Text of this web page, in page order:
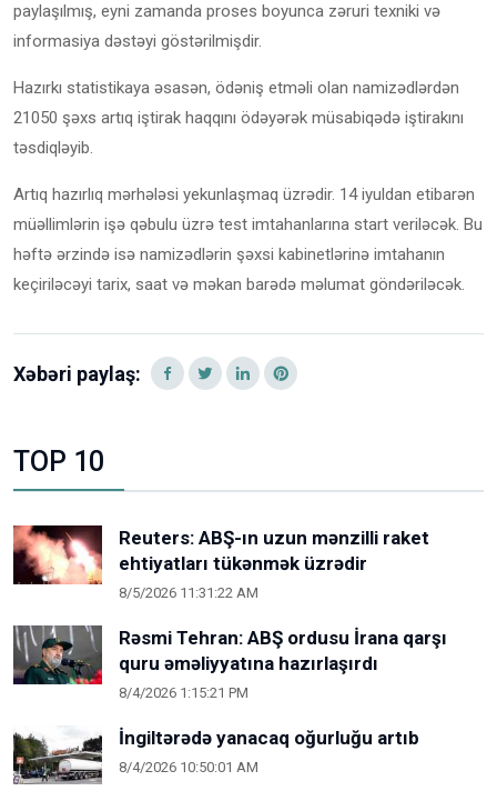
paylaşılmış, eyni zamanda proses boyunca zəruri texniki və
informasiya dəstəyi göstərilmişdir.
Hazırkı statistikaya əsasən, ödəniş etməli olan namizədlərdən
21050 şəxs artıq iştirak haqqını ödəyərək müsabiqədə iştirakını
təsdiqləyib.
Artıq hazırlıq mərhələsi yekunlaşmaq üzrədir. 14 iyuldan etibarən
müəllimlərin işə qəbulu üzrə test imtahanlarına start veriləcək. Bu
həftə ərzində isə namizədlərin şəxsi kabinetlərinə imtahanın
keçiriləcəyi tarix, saat və məkan barədə məlumat göndəriləcək.
Xəbəri paylaş:
TOP 10
Reuters: ABŞ-ın uzun mənzilli raket
ehtiyatları tükənmək üzrədir
8/5/2026 11:31:22 AM
Rəsmi Tehran: ABŞ ordusu İrana qarşı
quru əməliyyatına hazırlaşırdı
8/4/2026 1:15:21 PM
İngiltərədə yanacaq oğurluğu artıb
8/4/2026 10:50:01 AM